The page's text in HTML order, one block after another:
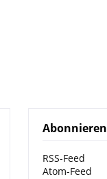
Abonnieren
RSS-Feed
Atom-Feed